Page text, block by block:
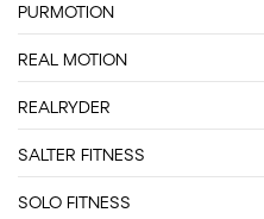
PURMOTION
REAL MOTION
REALRYDER
SALTER FITNESS
SOLO FITNESS